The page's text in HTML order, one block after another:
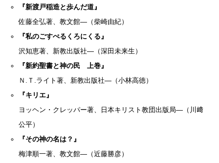
『新渡戸稲造と歩んだ道』
佐藤全弘著、教文館―（柴崎由紀）
『私のごすぺるくろにくる』
沢知恵著、新教出版社―（深田未来生）
『新約聖書と神の民 上巻』
Ｎ.Ｔ.ライト著、新教出版社―（小林高徳）
『キリエ』
ヨッヘン・クレッパー著、日本キリスト教団出版局―（川﨑
公平）
『その神の名は？』
梅津順一著、教文館―（近藤勝彦）